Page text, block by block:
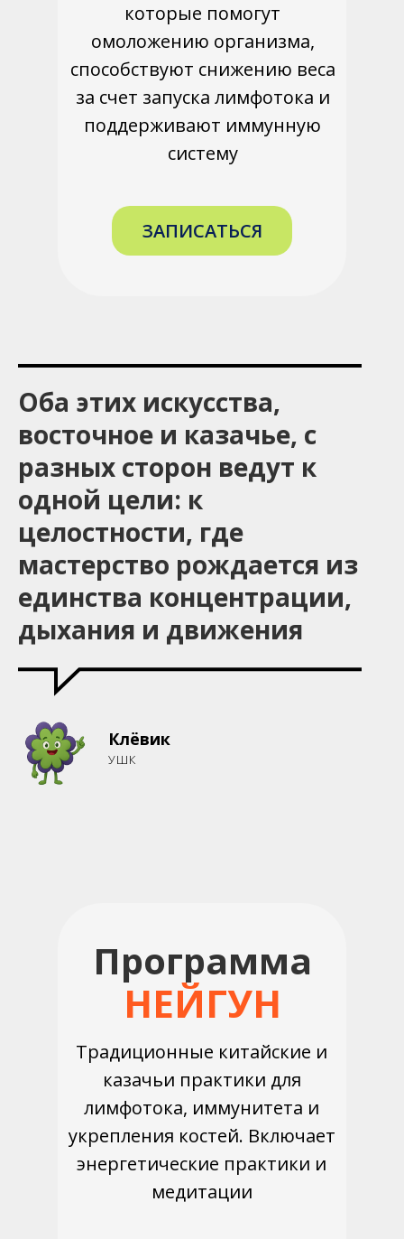
которые помогут
омоложению организма,
способствуют снижению веса
за счет запуска лимфотока и
поддерживают иммунную
систему
ЗАПИСАТЬСЯ
Оба этих искусства,
восточное и казачье, с
разных сторон ведут к
одной цели: к
целостности, где
мастерство рождается из
единства концентрации,
дыхания и движения
Клёвик
УШК
НЕЙГУН
Программа
Традиционные китайские и
казачьи практики для
лимфотока, иммунитета и
укрепления костей. Включает
энергетические практики и
медитации